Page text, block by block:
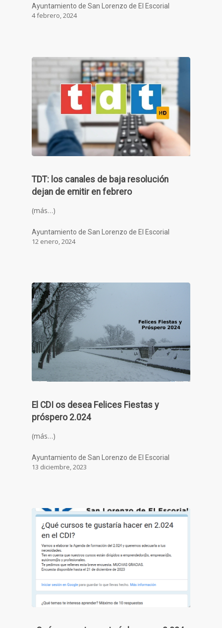
Ayuntamiento de San Lorenzo de El Escorial
4 febrero, 2024
TDT: los canales de baja resolución
dejan de emitir en febrero
(más…)
Ayuntamiento de San Lorenzo de El Escorial
12 enero, 2024
El CDI os desea Felices Fiestas y
próspero 2.024
(más…)
Ayuntamiento de San Lorenzo de El Escorial
13 diciembre, 2023